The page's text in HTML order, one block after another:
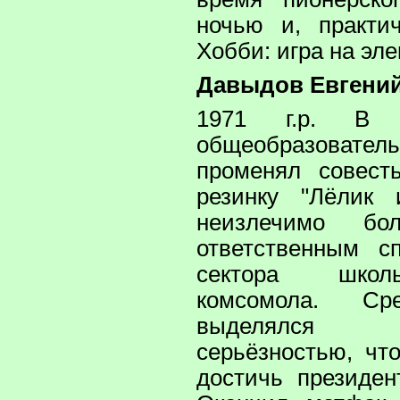
ночью и,
Хобби: игра на
Давыдов
1971 г.р. В
променял
резинку "Лёлик
неизлечимо
ответственным
сектора
комсомола.
выделялся
серьёзностью,
достичь